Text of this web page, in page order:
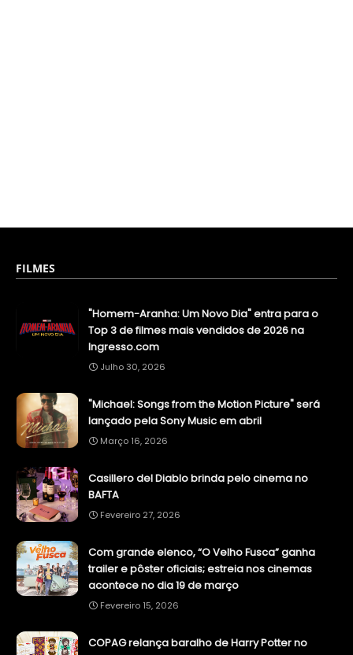
FILMES
"Homem-Aranha: Um Novo Dia" entra para o
Top 3 de filmes mais vendidos de 2026 na
Ingresso.com
Julho 30, 2026
"Michael: Songs from the Motion Picture" será
lançado pela Sony Music em abril
Março 16, 2026
Casillero del Diablo brinda pelo cinema no
BAFTA
Fevereiro 27, 2026
Com grande elenco, “O Velho Fusca” ganha
trailer e pôster oficiais; estreia nos cinemas
acontece no dia 19 de março
Fevereiro 15, 2026
COPAG relança baralho de Harry Potter no